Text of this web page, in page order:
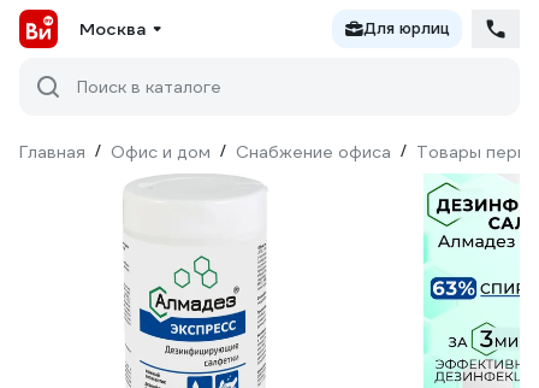
Москва Для юрлиц
Поиск в каталоге
Главная / Офис и дом / Снабжение офиса / Товары